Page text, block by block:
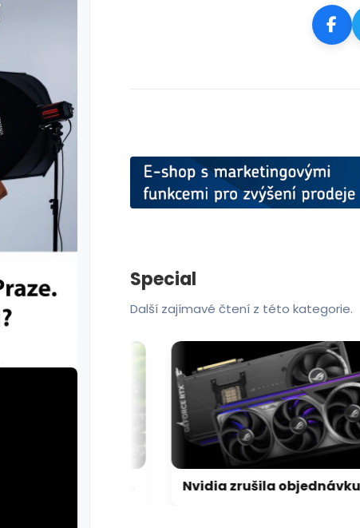
Special
Další zajímavé čtení z této kategorie.
Nvidia zrušila objednávku GeForce RTX 5090 za $4600, Asus ji prý dodá za $5200